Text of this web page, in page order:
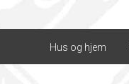
Hus og hjem